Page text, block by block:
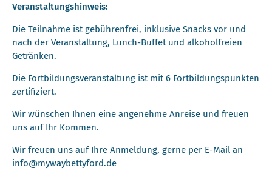
Veranstaltungshinweis:
Die Teilnahme ist gebührenfrei, inklusive Snacks vor und
nach der Veranstaltung, Lunch-Buffet und alkoholfreien
Getränken.
Die Fortbildungsveranstaltung ist mit 6 Fortbildungspunkten
zertifiziert.
Wir wünschen Ihnen eine angenehme Anreise und freuen
uns auf Ihr Kommen.
Wir freuen uns auf Ihre Anmeldung, gerne per E-Mail an
info@mywaybettyford.de